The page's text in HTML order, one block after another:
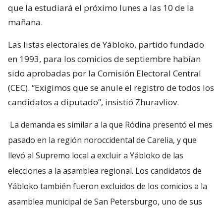
que la estudiará el próximo lunes a las 10 de la
mañana.
Las listas electorales de Yábloko, partido fundado
en 1993, para los comicios de septiembre habían
sido aprobadas por la Comisión Electoral Central
(CEC). “Exigimos que se anule el registro de todos los
candidatos a diputado”, insistió Zhuravliov.
La demanda es similar a la que Ródina presentó el mes
pasado en la región noroccidental de Carelia, y que
llevó al Supremo local a excluir a Yábloko de las
elecciones a la asamblea regional. Los candidatos de
Yábloko también fueron excluidos de los comicios a la
asamblea municipal de San Petersburgo, uno de sus